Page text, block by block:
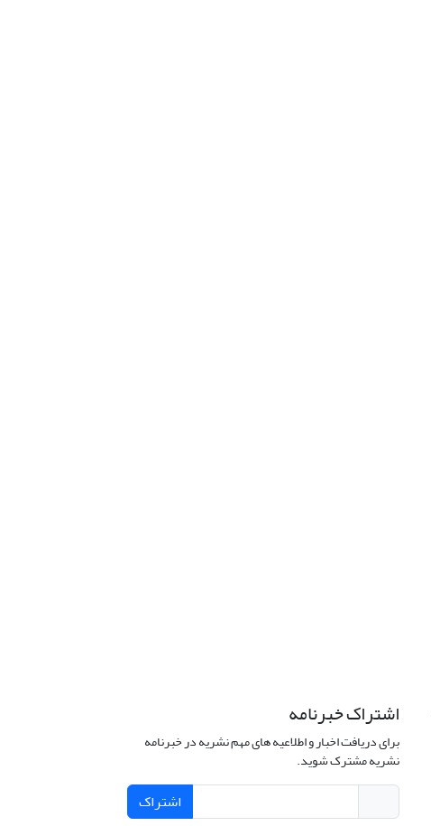
اشتراک خبرنامه
برای دریافت اخبار و اطلاعیه های مهم نشریه در خبرنامه
نشریه مشترک شوید.
اشتراک